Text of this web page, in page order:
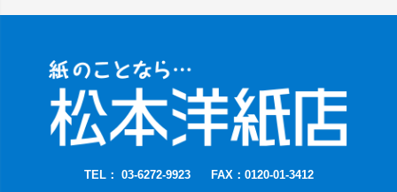
TEL： 03-6272-9923
FAX：0120-01-3412